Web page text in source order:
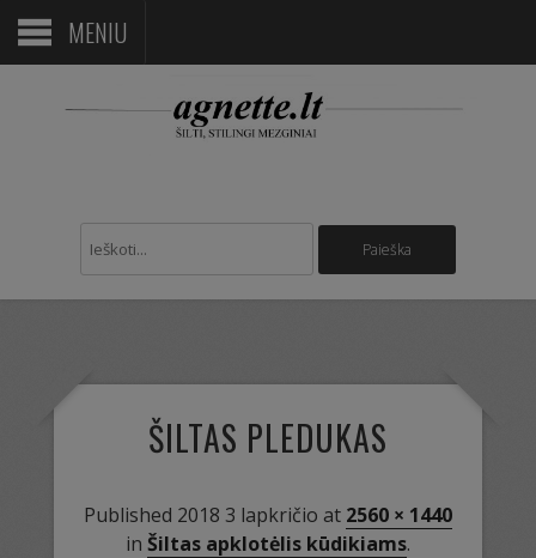
MENIU
ŠILTAS PLEDUKAS
Published 2018 3 lapkričio at 2560 × 1440
in Šiltas apklotėlis kūdikiams.